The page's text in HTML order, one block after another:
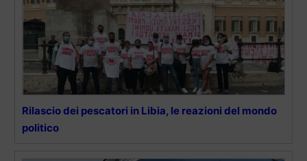
Rilascio dei pescatori in Libia, le reazioni del mondo
politico